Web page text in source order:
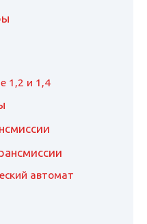
1,2 и 1,4
автомат